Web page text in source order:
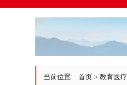
当前位置: 首页 > 教育医疗